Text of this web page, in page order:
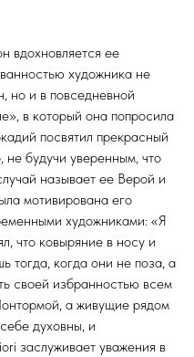
вдохновляется ее
художника не
но и в повседневной
в который она попросила
посвятил прекрасный
не будучи уверенным, что
называет ее Верой и
мотивирована его
художниками: «Я
что ковыряние в носу и
тогда, когда они не поза, а
своей избранностью всем
а живущие рядом
духовны, и
заслуживает уважения в